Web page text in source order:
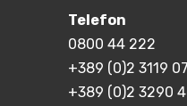
Telefon
0800 44 222
+389 (0)2 3119
+389 (0)2 3290